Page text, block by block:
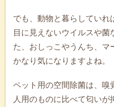
でも、動物と暮らしていれ
目に見えないウイルスや菌
た、おしっこやうんち、マ
かなり気になりますよね。
ペット用の空間除菌は、嗅
人用のものに比べて匂い